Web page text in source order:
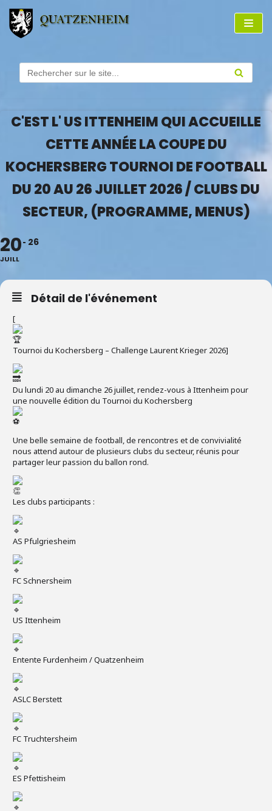
Aller
au
C'EST L' US ITTENHEIM QUI ACCUEILLE
CETTE ANNÉE LA COUPE DU
KOCHERSBERG TOURNOI DE FOOTBALL
DU 20 AU 26 JUILLET 2026 / CLUBS DU
SECTEUR, (PROGRAMME, MENUS)
20
JUILL
26
Détail de l'événement
[
Tournoi du Kochersberg – Challenge Laurent Krieger 2026]
Du lundi 20 au dimanche 26 juillet, rendez-vous à Ittenheim pour
une nouvelle édition du Tournoi du Kochersberg
Une belle semaine de football, de rencontres et de convivialité
nous attend autour de plusieurs clubs du secteur, réunis pour
partager leur passion du ballon rond.
Les clubs participants :
AS Pfulgriesheim
FC Schnersheim
US Ittenheim
Entente Furdenheim / Quatzenheim
ASLC Berstett
FC Truchtersheim
ES Pfettisheim